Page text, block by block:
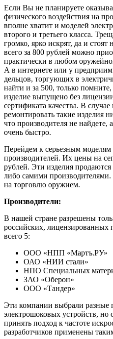
Если Вы не планируете
физического воздействия на
вполне хватит и моделей
второго и третьего класса.
громко, ярко искрят, да и стоят
всего за 800 рублей можно
практически в любом
А в интернете или у
дельцов, торгующих в
найти и за 500, только помните,
изделие выпущено без
сертификата качества. В
ремонтировать такие изделия
что производителя не найдете,
очень быстро.
Перейдем к серьезным
производителей. Их цены на
рублей. Эти изделия
либо самими
на торговлю оружием.
Производители:
В нашей стране разрешены
российских, лицензированных
всего 5:
ООО «НПП «Мартъ.РУ»
ОАО «НИИ стали»
НПО Специальных
ЗАО «Оберон»
ООО «Тандер»
Эти компании выбрали разные
электрошоковых устройств,
принять подход к частоте
разработчиков применены